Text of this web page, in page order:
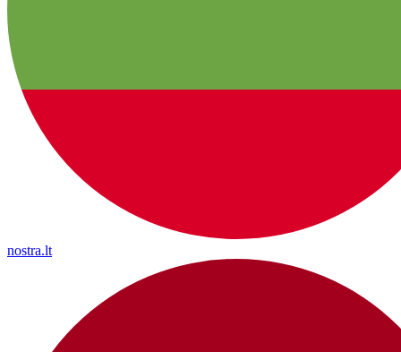
nostra.lt